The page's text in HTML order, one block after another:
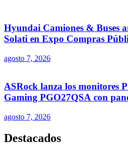
Hyundai Camiones & Buses
Solati en Expo Compras
agosto 7, 2026
ASRock lanza los monitores
Gaming PGO27QSA con
agosto 7, 2026
Destacados